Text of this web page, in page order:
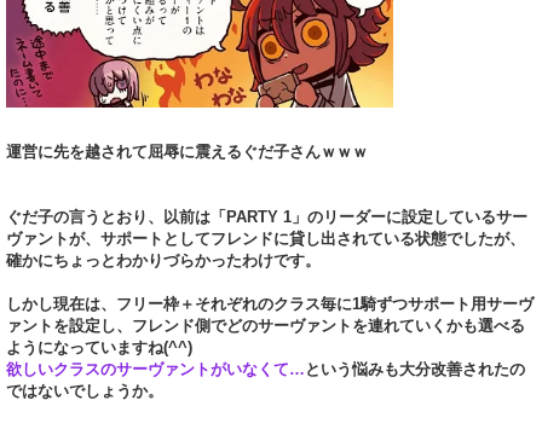
運営に先を越されて屈辱に震えるぐだ子さんｗｗｗ
ぐだ子の言うとおり、以前は「PARTY 1」のリーダーに設定しているサー
ヴァントが、サポートとしてフレンドに貸し出されている状態でしたが、
確かにちょっとわかりづらかったわけです。
しかし現在は、フリー枠＋それぞれのクラス毎に1騎ずつサポート用サーヴ
ァントを設定し、フレンド側でどのサーヴァントを連れていくかも選べる
ようになっていますね(^^)
欲しいクラスのサーヴァントがいなくて… という悩みも大分改善されたの
ではないでしょうか。